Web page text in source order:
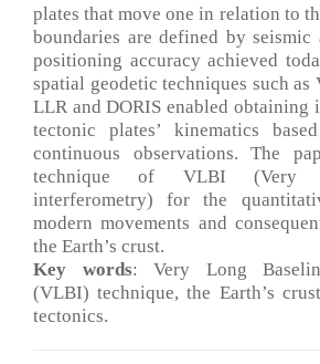
plates that move one in relation to
boundaries are defined by
positioning accuracy achieved
spatial geodetic techniques such as
LLR and DORIS enabled obtaining
tectonic plates’ kinematics
continuous observations. The
technique of VLBI (Very
interferometry) for the
modern movements and
the Earth’s crust.
Key words: Very Long
(VLBI) technique, the Earth’s
tectonics.